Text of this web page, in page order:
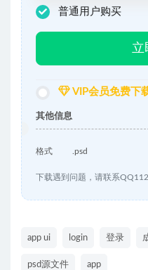
普通用户购买
立
VIP会员免费下
其他信息
格式 .psd
下载遇到问题，请联系
app ui login 登录
psd源文件 app